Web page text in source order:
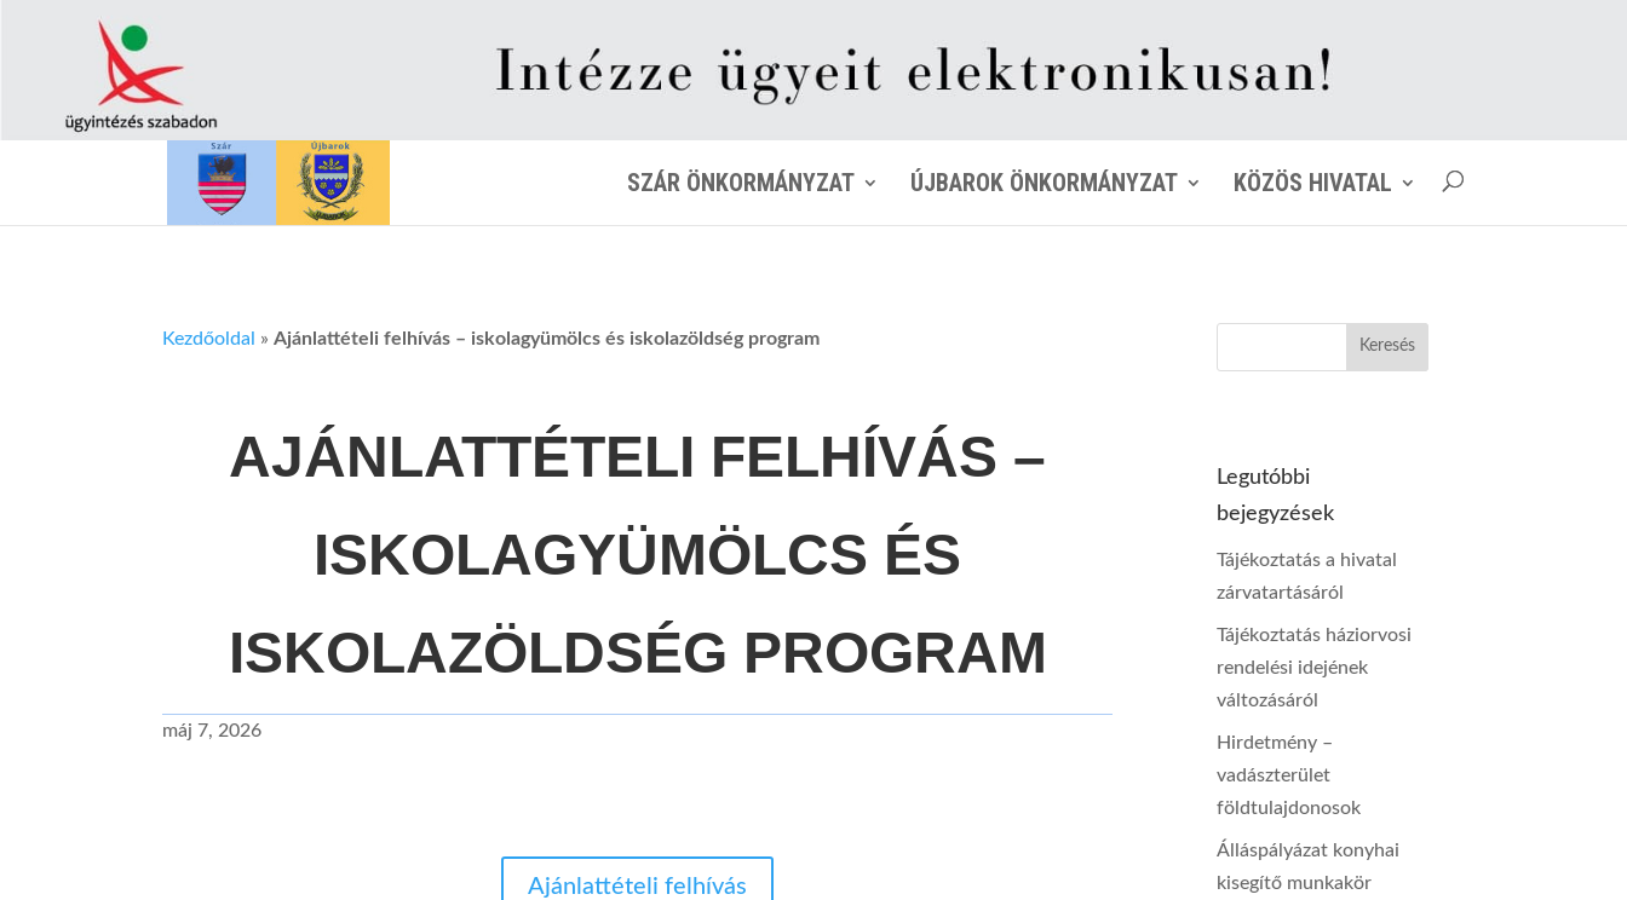
SZÁR ÖNKORMÁNYZAT ÚJBAROK ÖNKORMÁNYZAT KÖZÖS HIVATAL
Kezdőoldal »Ajánlattételi felhívás – iskolagyümölcs és iskolazöldség program
AJÁNLATTÉTELI FELHÍVÁS –
ISKOLAGYÜMÖLCS ÉS
ISKOLAZÖLDSÉG PROGRAM
máj 7, 2026
Ajánlattételi felhívás
Legutóbbi
bejegyzések
Tájékoztatás a hivatal
zárvatartásáról
Tájékoztatás háziorvosi
rendelési idejének
változásáról
Hirdetmény –
vadászterület
földtulajdonosok
Álláspályázat konyhai
kisegítő munkakör